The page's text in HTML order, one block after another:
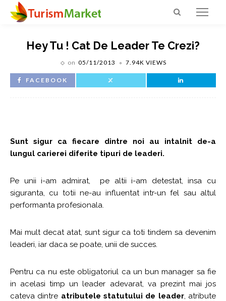
Hey Tu ! Cat De Leader Te Crezi?
on 05/11/2013 7.94K VIEWS
FACEBOOK
Sunt sigur ca fiecare dintre noi au intalnit de-a
lungul carierei diferite tipuri de leaderi.
Pe unii i-am admirat, pe altii i-am detestat, insa cu
siguranta, cu totii ne-au influentat intr-un fel sau altul
performanta profesionala.
Mai mult decat atat, sunt sigur ca toti tindem sa devenim
leaderi, iar daca se poate, unii de succes.
Pentru ca nu este obligatoriul ca un bun manager sa fie
in acelasi timp un leader adevarat, va prezint mai jos
cateva dintre atributele statutului de leader, atribute